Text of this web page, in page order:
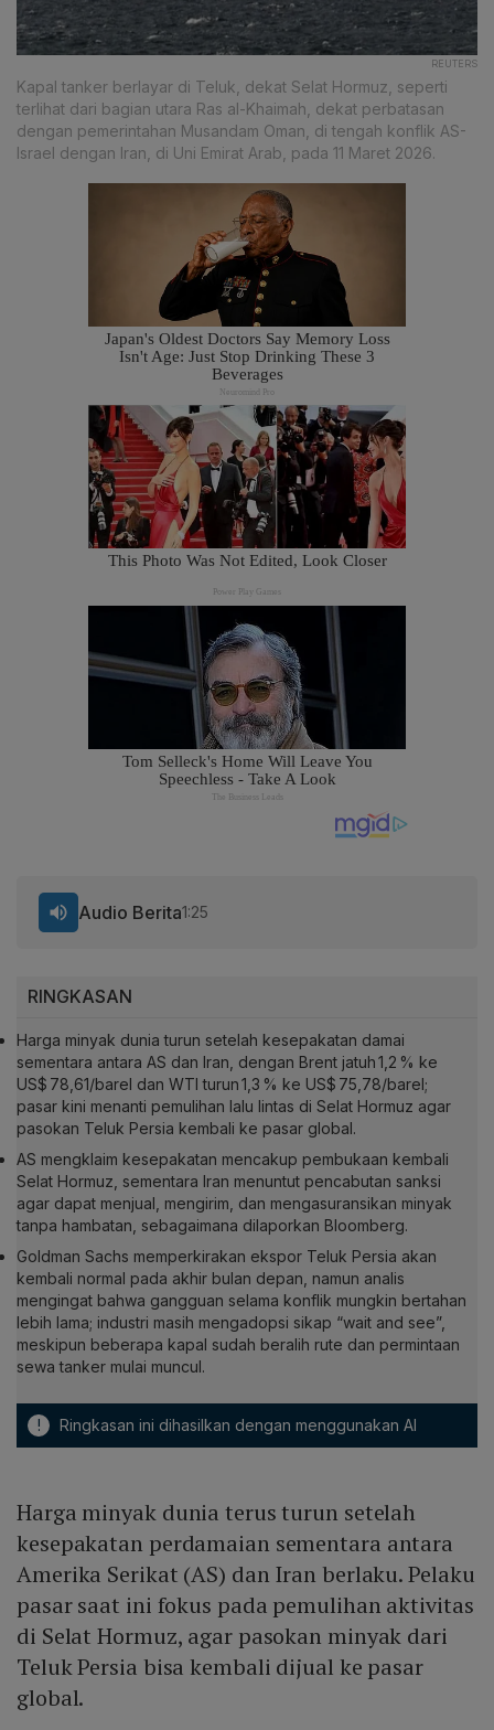
REUTERS
Kapal tanker berlayar di Teluk, dekat Selat Hormuz, seperti
terlihat dari bagian utara Ras al-Khaimah, dekat perbatasan
dengan pemerintahan Musandam Oman, di tengah konflik AS-
Israel dengan Iran, di Uni Emirat Arab, pada 11 Maret 2026.
RINGKASAN
Harga minyak dunia turun setelah kesepakatan damai
sementara antara AS dan Iran, dengan Brent jatuh 1,2 % ke
US$ 78,61/barel dan WTI turun 1,3 % ke US$ 75,78/barel;
pasar kini menanti pemulihan lalu lintas di Selat Hormuz agar
pasokan Teluk Persia kembali ke pasar global.
AS mengklaim kesepakatan mencakup pembukaan kembali
Selat Hormuz, sementara Iran menuntut pencabutan sanksi
agar dapat menjual, mengirim, dan mengasuransikan minyak
tanpa hambatan, sebagaimana dilaporkan Bloomberg.
Goldman Sachs memperkirakan ekspor Teluk Persia akan
kembali normal pada akhir bulan depan, namun analis
mengingat bahwa gangguan selama konflik mungkin bertahan
lebih lama; industri masih mengadopsi sikap “wait and see”,
meskipun beberapa kapal sudah beralih rute dan permintaan
sewa tanker mulai muncul.
! Ringkasan ini dihasilkan dengan menggunakan AI
Audio Berita1:25
Harga minyak dunia terus turun setelah
kesepakatan perdamaian sementara antara
Amerika Serikat (AS) dan Iran berlaku. Pelaku
pasar saat ini fokus pada pemulihan aktivitas
di Selat Hormuz, agar pasokan minyak dari
Teluk Persia bisa kembali dijual ke pasar
global.